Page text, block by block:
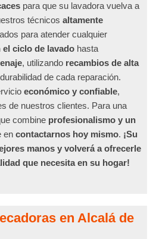
para que su lavadora vuelva a
técnicos altamente
para atender cualquier
el ciclo de lavado hasta
, utilizando recambios de alta
de cada reparación.
económico y confiable,
de nuestros clientes. Para una
combine profesionalismo y un
en contactarnos hoy mismo. ¡Su
manos y volverá a ofrecerle
que necesita en su hogar!
en Alcalá de